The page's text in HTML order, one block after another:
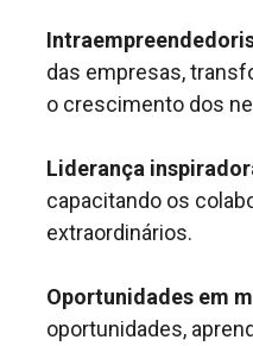
das empresas,
o crescimento dos
Liderança
capacitando os
extraordinários.
Oportunidades em
oportunidades,